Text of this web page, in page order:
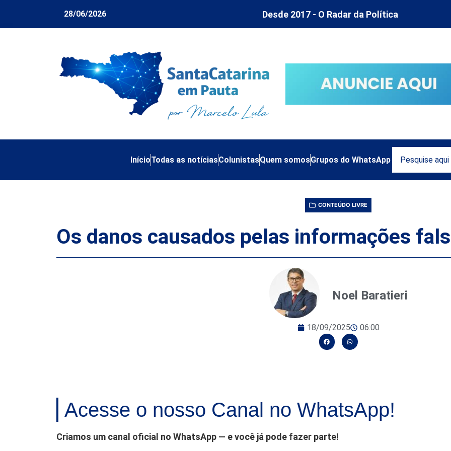
28/06/2026 Desde 2017 - O Radar da Política
InícioTodas as notíciasColunistasQuem somosGrupos do WhatsApp
CONTEÚDO LIVRE
Os danos causados pelas informações
Noel Baratieri
18/09/2025 06:00
Acesse o nosso Canal no WhatsApp!
Criamos um canal oficial no WhatsApp — e você já pode fazer parte!